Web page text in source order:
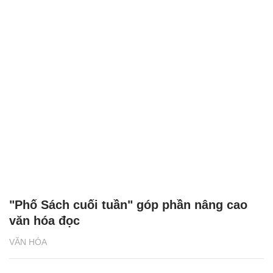
VĂN HÓA
"Phố Sách cuối tuần" góp phần nâng cao
văn hóa đọc